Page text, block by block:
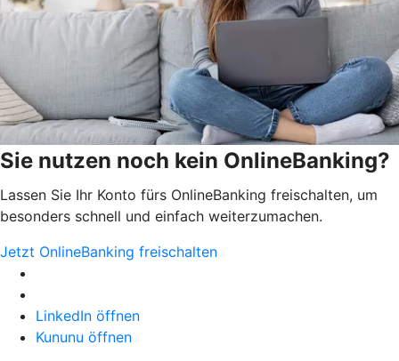
Sie nutzen noch kein OnlineBanking?
Lassen Sie Ihr Konto fürs OnlineBanking freischalten, um
besonders schnell und einfach weiterzumachen.
Jetzt OnlineBanking freischalten
LinkedIn öffnen
Kununu öffnen